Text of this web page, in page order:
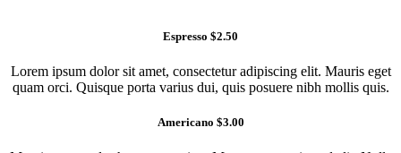
Espresso $2.50
Lorem ipsum dolor sit amet, consectetur adipiscing elit. Mauris eget
quam orci. Quisque porta varius dui, quis posuere nibh mollis quis.
Americano $3.00